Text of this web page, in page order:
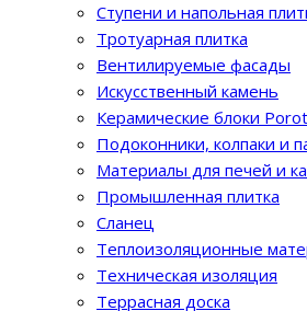
Ступени и напольная
Тротуарная плитка
Вентилируемые фасады
Искусственный камень
Керамические блоки
Подоконники, колпаки и
Материалы для печей и
Промышленная плитка
Сланец
Теплоизоляционные
Техническая изоляция
Террасная доска